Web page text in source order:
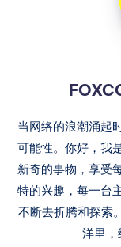
当网络的浪潮涌起
可能性。你好，我
新奇的事物，享受
特的兴趣，每一台
不断去折腾和探索
洋里，